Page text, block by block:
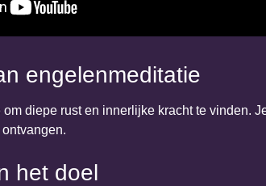
engelenmeditatie
diepe rust en innerlijke kracht te vinden.
het doel